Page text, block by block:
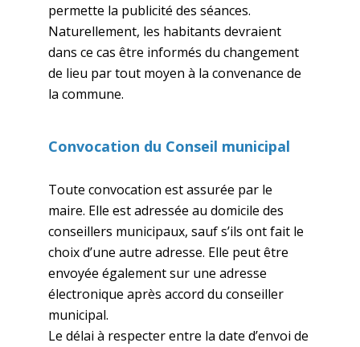
permette la publicité des séances.
Naturellement, les habitants devraient
dans ce cas être informés du changement
de lieu par tout moyen à la convenance de
la commune.
Convocation du Conseil municipal
Toute convocation est assurée par le
maire. Elle est adressée au domicile des
conseillers municipaux, sauf s’ils ont fait le
choix d’une autre adresse. Elle peut être
envoyée également sur une adresse
électronique après accord du conseiller
municipal.
Le délai à respecter entre la date d’envoi de